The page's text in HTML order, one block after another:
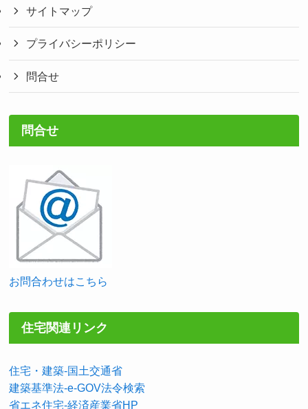
サイトマップ
プライバシーポリシー
問合せ
問合せ
お問合わせはこちら
住宅関連リンク
住宅・建築-国土交通省
建築基準法-e-GOV法令検索
省エネ住宅-経済産業省HP